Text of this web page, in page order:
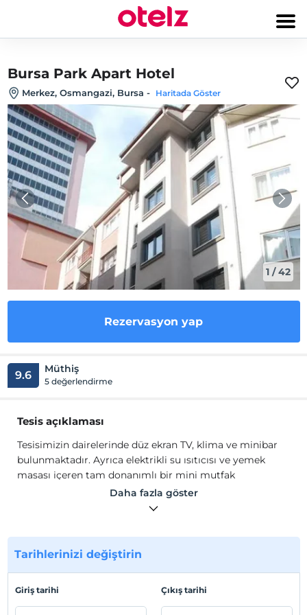
Bursa Park Apart Hotel
Merkez, Osmangazi, Bursa - Haritada Göster
1 /42
Rezervasyon yap
9.6 Müthiş
5 değerlendirme
Tesis açıklaması
Tesisimizin dairelerinde düz ekran TV, klima ve minibar
bulunmaktadır. Ayrıca elektrikli su ısıtıcısı ve yemek
masası içeren tam donanımlı bir mini mutfak
Özel banyolarda duş, saç kurutma makinesi ve ücretsiz
hizmet veren bir resepsiyon mevcuttur. Ayrıca ortak
salon ve bilet servisi gibi olanaklardan faydalanabilirsiniz.
Misafirlerimize modern 1+1 dairelerimizde keyifli ve temiz
konaklama sağlayabilmeleri için Bursa Park Apart Hotel,
Daha fazla göster
Tarihlerinizi değiştirin
Giriş tarihi Çıkış tarihi